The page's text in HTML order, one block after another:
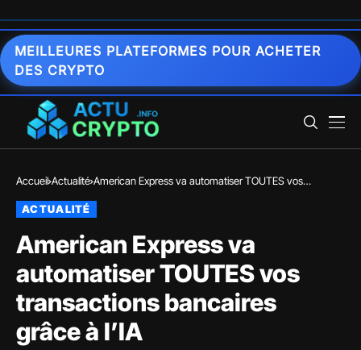
MEILLEURES PLATEFORMES POUR ACHETER
DES CRYPTO
Accueil Actualité American Express va automatiser TOUTES vos
ACTUALITÉ
American Express va
automatiser TOUTES vos
transactions bancaires
grâce à l’IA